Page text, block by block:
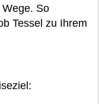
So
Tessel zu Ihrem